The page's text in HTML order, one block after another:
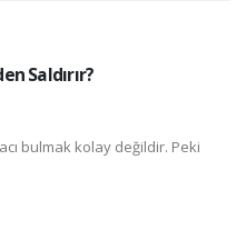
Saldırır?
bulmak kolay değildir. Peki